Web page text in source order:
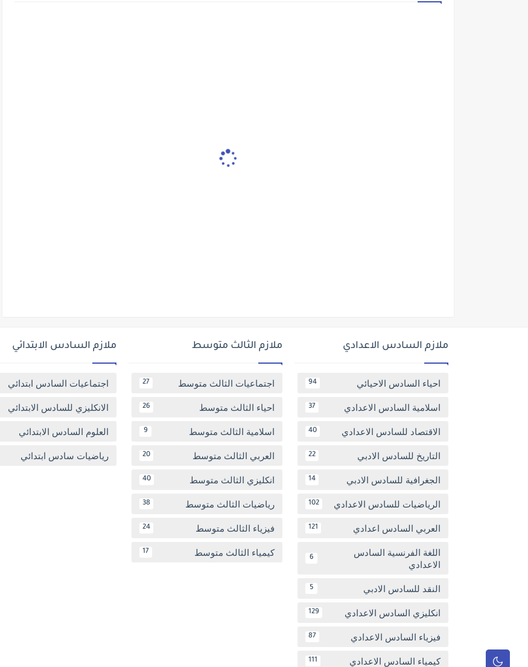
ملازم السادس الاعدادي
احياء السادس الاحيائي 94
اسلامية السادس الاعدادي 37
الاقتصاد للسادس الاعدادي 40
التاريخ للسادس الادبي 22
الجغرافية للسادس الادبي 14
الرياضيات للسادس الاعدادي 102
العربي السادس اعدادي 121
اللغة الفرنسية السادس
الاعدادي
6
النقد للسادس الادبي 5
انكليزي السادس الاعدادي 129
فيزياء السادس الاعدادي 87
كيمياء السادس الاعدادي 111
ملازم الثالث متوسط
اجتماعيات الثالث متوسط 27
احياء الثالث متوسط 26
اسلامية الثالث متوسط 9
العربي الثالث متوسط 20
انكليزي الثالث متوسط 40
رياضيات الثالث متوسط 38
فيزياء الثالث متوسط 24
كيمياء الثالث متوسط 17
ملازم السادس الابتدائي
اجتماعيات السادس ابتدائي
الانكليزي للسادس الابتدائي
العلوم السادس الابتدائي
رياضيات سادس ابتدائي